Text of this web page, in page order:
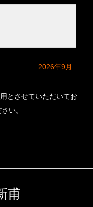
2026年9月
とさせていただいてお
い。
甫